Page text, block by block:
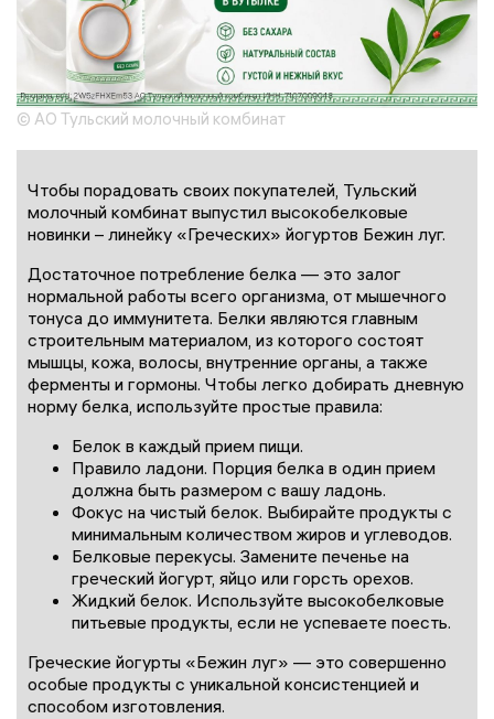
© АО Тульский молочный комбинат
Чтобы порадовать своих покупателей, Тульский
молочный комбинат выпустил высокобелковые
новинки – линейку «Греческих» йогуртов Бежин луг.
Достаточное потребление белка — это залог
нормальной работы всего организма, от мышечного
тонуса до иммунитета. Белки являются главным
строительным материалом, из которого состоят
мышцы, кожа, волосы, внутренние органы, а также
ферменты и гормоны. Чтобы легко добирать дневную
норму белка, используйте простые правила:
Белок в каждый прием пищи.
Правило ладони. Порция белка в один прием
должна быть размером с вашу ладонь.
Фокус на чистый белок. Выбирайте продукты с
минимальным количеством жиров и углеводов.
Белковые перекусы. Замените печенье на
греческий йогурт, яйцо или горсть орехов.
Жидкий белок. Используйте высокобелковые
питьевые продукты, если не успеваете поесть.
Греческие йогурты «Бежин луг» — это совершенно
особые продукты с уникальной консистенцией и
способом изготовления.